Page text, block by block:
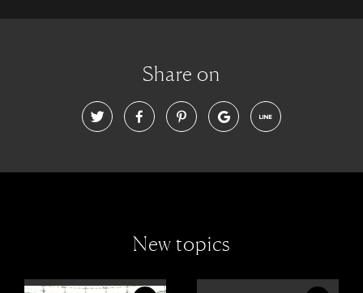
Share on
New topics